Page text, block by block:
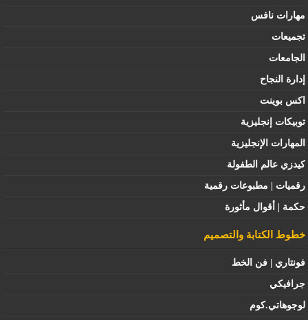
مهارات نافس
تجميعات
الجامعات
إدارة النجاح
اكس بوينت
توبيكات إنجليزية
المهارات الإنجليزية
كيدزي عالم الطفولة
رقميات | مطبوعات رقمية
حكمة | أقوال مأثورة
خطوط الكتابة والتصميم
فونتاري | فن الخط
جرافيكي
لوجوهاتي.كوم